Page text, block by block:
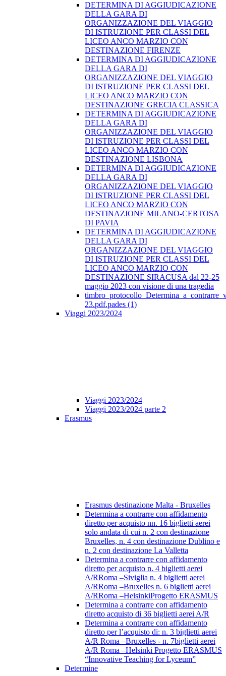
DETERMINA DI AGGIUDICAZIONE
DELLA GARA DI
ORGANIZZAZIONE DEL VIAGGIO
DI ISTRUZIONE PER CLASSI DEL
LICEO ANCO MARZIO CON
DESTINAZIONE FIRENZE
DETERMINA DI AGGIUDICAZIONE
DELLA GARA DI
ORGANIZZAZIONE DEL VIAGGIO
DI ISTRUZIONE PER CLASSI DEL
LICEO ANCO MARZIO CON
DESTINAZIONE GRECIA CLASSICA
DETERMINA DI AGGIUDICAZIONE
DELLA GARA DI
ORGANIZZAZIONE DEL VIAGGIO
DI ISTRUZIONE PER CLASSI DEL
LICEO ANCO MARZIO CON
DESTINAZIONE LISBONA
DETERMINA DI AGGIUDICAZIONE
DELLA GARA DI
ORGANIZZAZIONE DEL VIAGGIO
DI ISTRUZIONE PER CLASSI DEL
LICEO ANCO MARZIO CON
DESTINAZIONE MILANO-CERTOSA
DI PAVIA
DETERMINA DI AGGIUDICAZIONE
DELLA GARA DI
ORGANIZZAZIONE DEL VIAGGIO
DI ISTRUZIONE PER CLASSI DEL
LICEO ANCO MARZIO CON
DESTINAZIONE SIRACUSA dal 22-25
maggio 2023 con visione di una tragedia
23.pdf.pades (1)
Viaggi 2023/2024
Viaggi 2023/2024
Viaggi 2023/2024 parte 2
Erasmus
Erasmus destinazione Malta - Bruxelles
Determina a contrarre con affidamento
diretto per acquisto nn. 16 biglietti aerei
solo andata di cui n. 2 con destinazione
Bruxelles, n. 4 con destinazione Dublino e
n. 2 con destinazione La Valletta
Determina a contrarre con affidamento
diretto per acquisto n. 4 biglietti aerei
A/RRoma –Siviglia n. 4 biglietti aerei
A/RRoma –Bruxelles n. 6 biglietti aerei
A/RRoma –HelsinkiProgetto ERASMUS
Determina a contrarre con affidamento
diretto acquisto di 36 biglietti aerei A/R
Determina a contrarre con affidamento
diretto per l’acquisto di: n. 3 biglietti aerei
A/R Roma –Bruxelles - n. 7biglietti aerei
A/R Roma –Helsinki Progetto ERASMUS
“Innovative Teaching for Lyceum”
Determine